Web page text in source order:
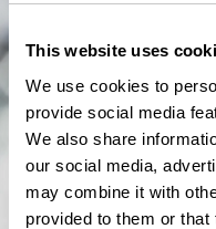
This website uses
We use cookies to
provide social media
We also share
our social media,
may combine it with
provided to them or